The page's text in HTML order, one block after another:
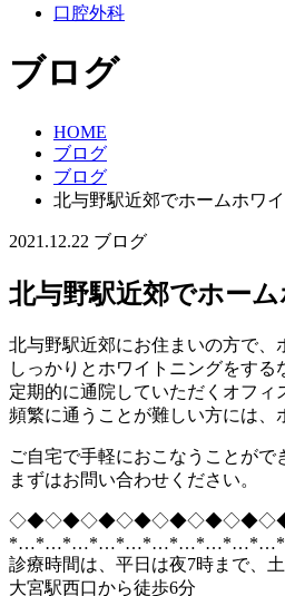
口腔外科
ブログ
HOME
ブログ
ブログ
北与野駅近郊でホームホワ
2021.12.22 ブログ
北与野駅近郊でホー
北与野駅近郊にお住まいの方で、
しっかりとホワイトニングをする
定期的に通院していただくオフィ
頻繁に通うことが難しい方には、
ご自宅で手軽におこなうことが
まずはお問い合わせください。
診療時間は、平日は夜7時まで、
大宮駅西口から徒歩6分